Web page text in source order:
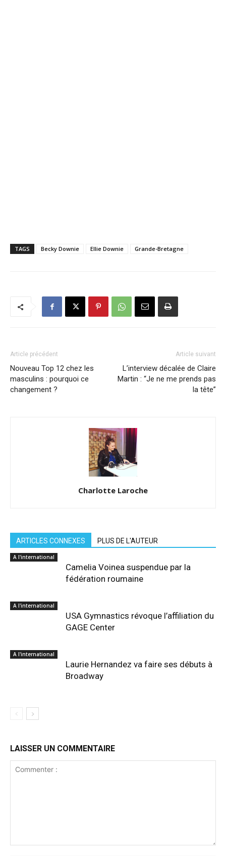
TAGS Becky Downie Ellie Downie Grande-Bretagne
Article précédent
Nouveau Top 12 chez les
masculins : pourquoi ce
changement ?
Article suivant
L’interview décalée de Claire
Martin : “Je ne me prends pas
la tête”
Charlotte Laroche
ARTICLES CONNEXES PLUS DE L'AUTEUR
A l'international
Camelia Voinea suspendue par la
fédération roumaine
A l'international
USA Gymnastics révoque l’affiliation du
GAGE Center
A l'international
Laurie Hernandez va faire ses débuts à
Broadway
LAISSER UN COMMENTAIRE